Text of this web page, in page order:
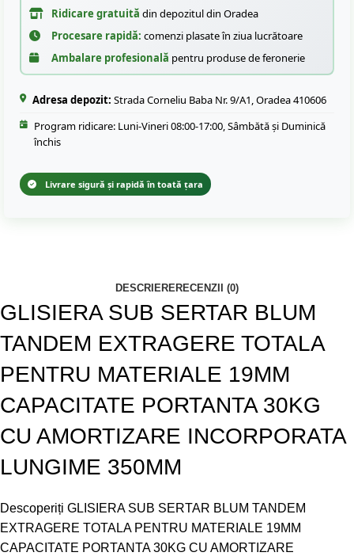
Ridicare gratuită din depozitul din Oradea
Procesare rapidă: comenzi plasate în ziua lucrătoare
Ambalare profesională pentru produse de feronerie
Adresa depozit: Strada Corneliu Baba Nr. 9/A1, Oradea 410606
Program ridicare: Luni-Vineri 08:00-17:00, Sâmbătă și Duminică
închis
Livrare sigură și rapidă în toată țara
DESCRIERERECENZII (0)
GLISIERA SUB SERTAR BLUM
TANDEM EXTRAGERE TOTALA
PENTRU MATERIALE 19MM
CAPACITATE PORTANTA 30KG
CU AMORTIZARE INCORPORATA
LUNGIME 350MM
Descoperiți GLISIERA SUB SERTAR BLUM TANDEM
EXTRAGERE TOTALA PENTRU MATERIALE 19MM
CAPACITATE PORTANTA 30KG CU AMORTIZARE